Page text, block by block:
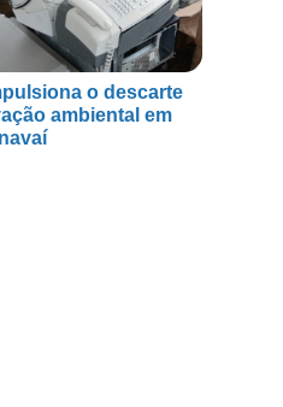
o descarte
ambiental em